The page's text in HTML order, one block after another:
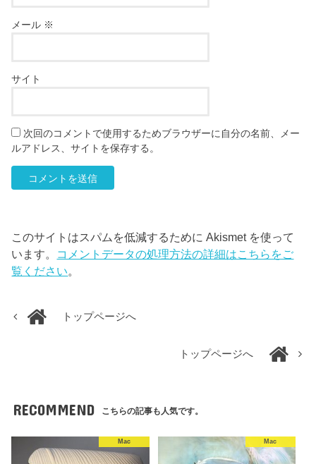
メール ※
サイト
次回のコメントで使用するためブラウザーに自分の名前、メー
ルアドレス、サイトを保存する。
このサイトはスパムを低減するために Akismet を使って
います。 コメントデータの処理方法の詳細はこちらをご
覧ください。
トップページへ
トップページへ
RECOMMEND こちらの記事も人気です。
Mac Mac